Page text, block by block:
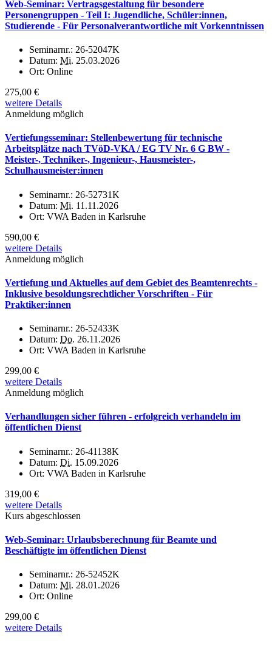
Web-Seminar: Vertragsgestaltung für besondere
Personengruppen - Teil I: Jugendliche, Schüler:innen,
Studierende - Für Personalverantwortliche mit Vorkenntnissen
Seminarnr.: 26-52047K
Datum: Mi. 25.03.2026
Ort: Online
275,00 €
weitere Details
Anmeldung möglich
Vertiefungsseminar: Stellenbewertung für technische
Arbeitsplätze nach TVöD-VKA / EG TV Nr. 6 G BW -
Meister-, Techniker-, Ingenieur-, Hausmeister-,
Schulhausmeister:innen
Seminarnr.: 26-52731K
Datum: Mi. 11.11.2026
Ort: VWA Baden in Karlsruhe
590,00 €
weitere Details
Anmeldung möglich
Vertiefung und Aktuelles auf dem Gebiet des Beamtenrechts -
Inklusive besoldungsrechtlicher Vorschriften - Für
Praktiker:innen
Seminarnr.: 26-52433K
Datum: Do. 26.11.2026
Ort: VWA Baden in Karlsruhe
299,00 €
weitere Details
Anmeldung möglich
Verhandlungen sicher führen - erfolgreich verhandeln im
öffentlichen Dienst
Seminarnr.: 26-41138K
Datum: Di. 15.09.2026
Ort: VWA Baden in Karlsruhe
319,00 €
weitere Details
Kurs abgeschlossen
Web-Seminar: Urlaubsberechnung für Beamte und
Beschäftigte im öffentlichen Dienst
Seminarnr.: 26-52452K
Datum: Mi. 28.01.2026
Ort: Online
299,00 €
weitere Details